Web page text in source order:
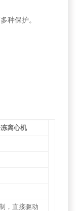
种保护。
离心机
，直接驱动